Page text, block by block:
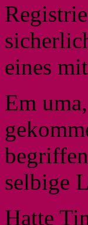
eines
Em
selbige
Hatte